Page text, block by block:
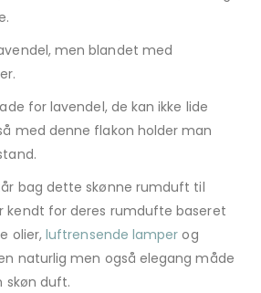
men blandet med
for lavendel, de kan ikke lide
med denne flakon holder man
bag dette skønne rumduft til
kendt for deres rumdufte baseret
olier,luftrensende lamper og
naturlig men også elegang måde
skøn duft.